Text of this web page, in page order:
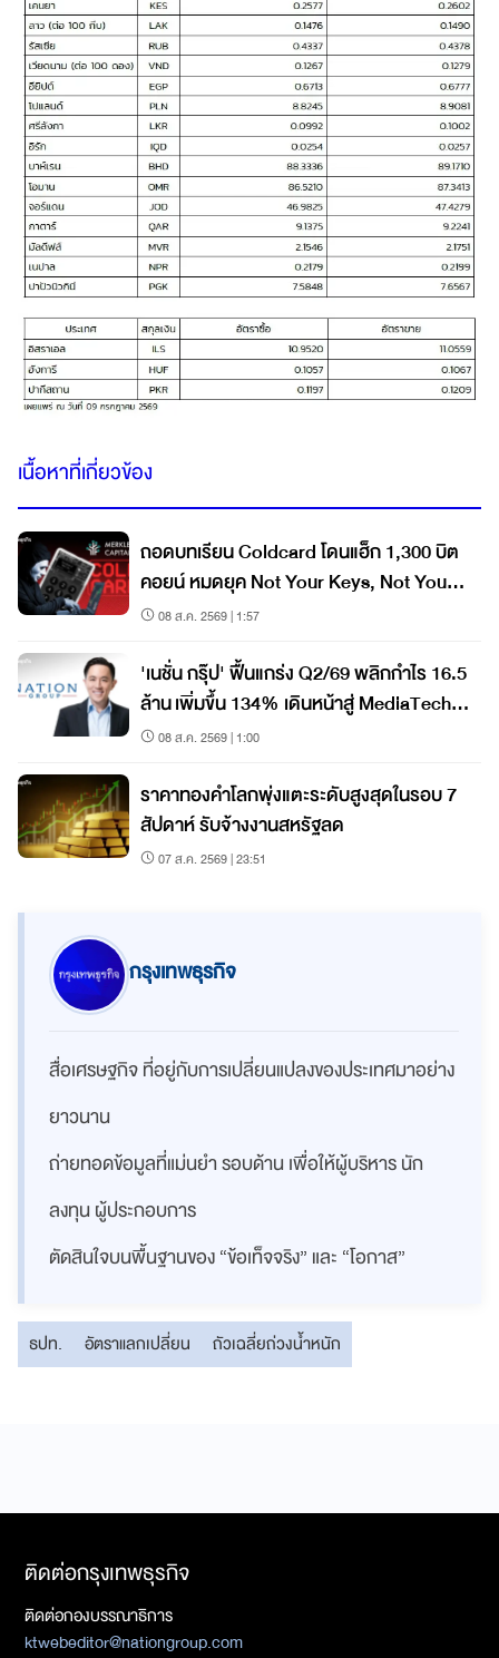
เนื้อหาที่เกี่ยวข้อง
ถอดบทเรียน Coldcard โดนแฮ็ก 1,300 บิต
คอยน์ หมดยุค Not Your Keys, Not Your
Coins?
08 ส.ค. 2569 | 1:57
'เนชั่น กรุ๊ป' ฟื้นแกร่ง Q2/69 พลิกกำไร 16.5
ล้าน เพิ่มขึ้น 134% เดินหน้าสู่ MediaTech
เต็มรูปแบบ
08 ส.ค. 2569 | 1:00
ราคาทองคำโลกพุ่งแตะระดับสูงสุดในรอบ 7
สัปดาห์ รับจ้างงานสหรัฐลด
07 ส.ค. 2569 | 23:51
กรุงเทพธุรกิจ
สื่อเศรษฐกิจ ที่อยู่กับการเปลี่ยนแปลงของประเทศมาอย่าง
ยาวนาน
ถ่ายทอดข้อมูลที่แม่นยำ รอบด้าน เพื่อให้ผู้บริหาร นัก
ลงทุน ผู้ประกอบการ
ตัดสินใจบนพื้นฐานของ “ข้อเท็จจริง” และ “โอกาส”
ธปท. อัตราแลกเปลี่ยน ถัวเฉลี่ยถ่วงน้ำหนัก
ติดต่อกรุงเทพธุรกิจ
ติดต่อกองบรรณาธิการ
ktwebeditor@nationgroup.com